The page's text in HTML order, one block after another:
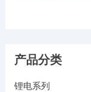
产品分类
锂电系列